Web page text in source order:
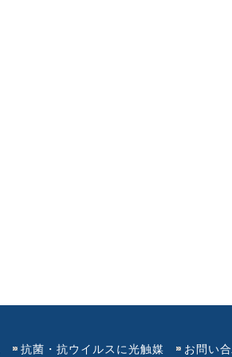
抗菌・抗ウイルスに光触媒 お問い